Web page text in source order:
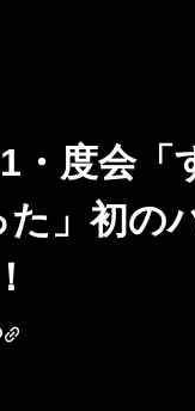
・度会「
」初の